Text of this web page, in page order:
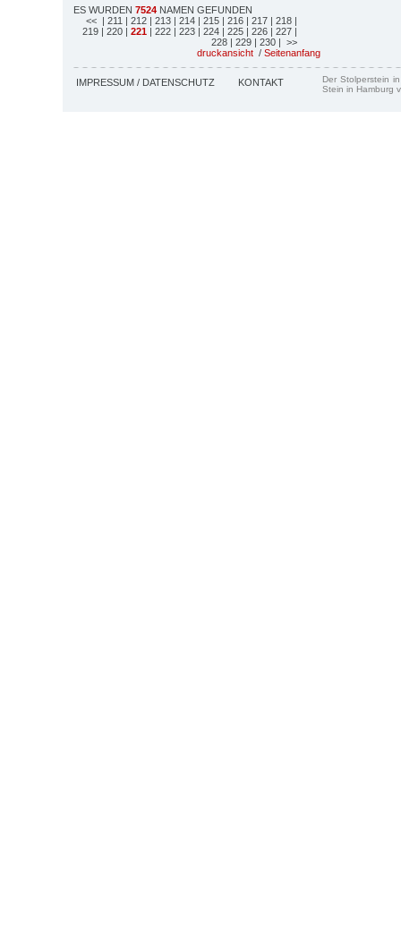
ES WURDEN 7524 NAMEN GEFUNDEN
<< | 211 | 212 | 213 | 214 | 215 | 216 | 217 | 218 |
219 | 220 | 221 | 222 | 223 | 224 | 225 | 226 | 227 |
228 | 229 | 230 | >>
druckansicht / Seitenanfang
IMPRESSUM / DATENSCHUTZ KONTAKT
Der Stolperstein
Stein in Hamburg